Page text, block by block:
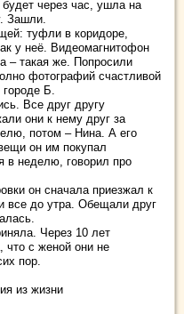
через час, ушла на
Зашли.
туфли в коридоре,
у неё. Видеомагнитофон
– такая же. Попросили
фотографий счастливой
Б.
Все друг другу
они к нему друг за
потом – Нина. А его
он им покупал
в неделю, говорил про
он сначала приезжал к
все до утра. Обещали друг
Через 10 лет
что с женой они не
пор.
из жизни